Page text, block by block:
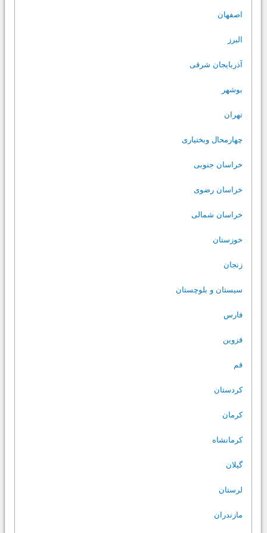
اصفهان
البرز
آذربایجان شرقی
بوشهر
تهران
چهارمحال وبختیاری
خراسان جنوبی
خراسان رضوی
خراسان شمالی
خوزستان
زنجان
سیستان و بلوچستان
فارس
قزوین
قم
کردستان
کرمان
کرمانشاه
گیلان
لرستان
مازندران